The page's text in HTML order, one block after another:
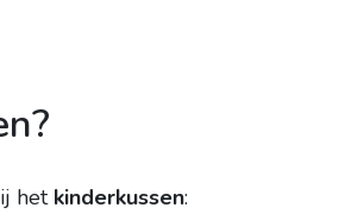
het kinderkussen: